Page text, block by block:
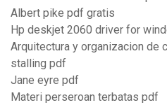
Albert pike pdf gratis
Hp deskjet 2060 driver for
Arquitectura y organizacion de
stalling pdf
Jane eyre pdf
Materi perseroan terbatas pdf